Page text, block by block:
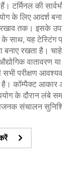
टर्मिनल की
के लिए आदर्श
तक। इसके
साथ, यह टेस्टिंग
बनाए रखता है।
वातावरण
सभी परीक्षण
है। कॉम्पैक्ट आकार
के दौरान लंबे
संचालन